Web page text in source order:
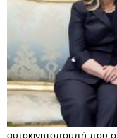
αυτοκινητοπομπή που